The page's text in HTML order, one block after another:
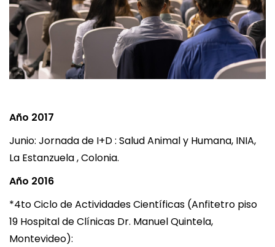
Año 2017
Junio: Jornada de I+D : Salud Animal y Humana, INIA,
La Estanzuela , Colonia.
Año 2016
*4to Ciclo de Actividades Científicas (Anfitetro piso
19 Hospital de Clínicas Dr. Manuel Quintela,
Montevideo):